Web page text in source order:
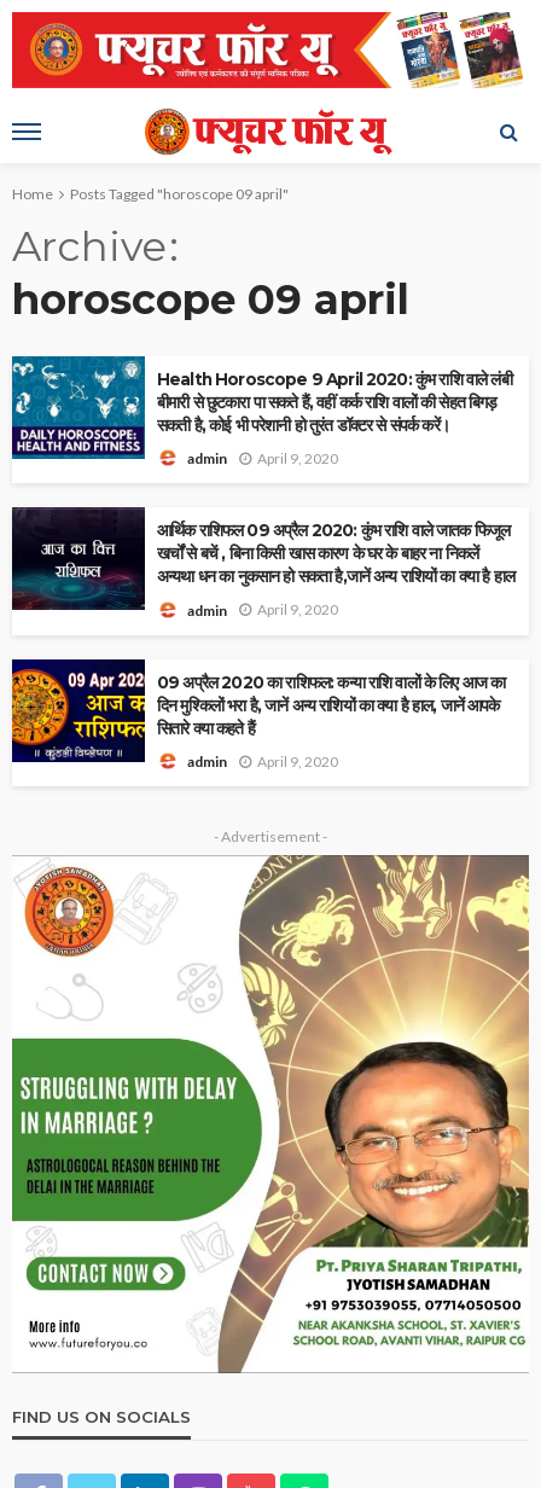
Home Posts Tagged "horoscope 09 april"
Archive
horoscope 09 april
Health Horoscope 9 April 2020: कुंभ राशि वाले लंबी
बीमारी से छुटकारा पा सकते हैं, वहीं कर्क राशि वालों की सेहत बिगड़
सकती है, कोई भी परेशानी हो तुरंत डॉक्टर से संपर्क करें।
admin April 9, 2020
आर्थिक राशिफल 09 अप्रैल 2020: कुंभ राशि वाले जातक फिजूल
खर्चों से बचें , बिना किसी खास कारण के घर के बाहर ना निकलें
अन्यथा धन का नुकसान हो सकता है,जानें अन्य राशियों का क्या है हाल
admin April 9, 2020
09 अप्रैल 2020 का राशिफल: कन्या राशि वालों के लिए आज का
दिन मुश्किलों भरा है, जानें अन्य राशियों का क्या है हाल, जानें आपके
सितारे क्या कहते हैं
admin April 9, 2020
- Advertisement -
FIND US ON SOCIALS